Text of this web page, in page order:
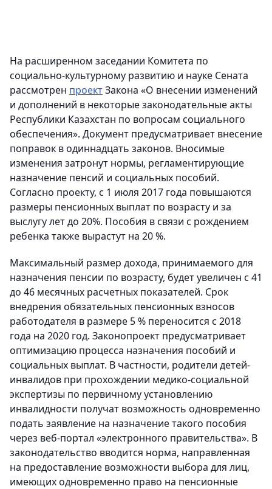
На расширенном заседании Комитета по
социально-культурному развитию и науке Сената
рассмотрен проектЗакона «О внесении изменений
и дополнений в некоторые законодательные акты
Республики Казахстан по вопросам социального
обеспечения». Документ предусматривает внесение
поправок в одиннадцать законов. Вносимые
изменения затронут нормы, регламентирующие
назначение пенсий и социальных пособий.
Согласно проекту, с 1 июля 2017 года повышаются
размеры пенсионных выплат по возрасту и за
выслугу лет до 20%. Пособия в связи с рождением
ребенка также вырастут на 20 %.
Максимальный размер дохода, принимаемого для
назначения пенсии по возрасту, будет увеличен с 41
до 46 месячных расчетных показателей. Срок
внедрения обязательных пенсионных взносов
работодателя в размере 5 % переносится с 2018
года на 2020 год. Законопроект предусматривает
оптимизацию процесса назначения пособий и
социальных выплат. В частности, родители детей-
инвалидов при прохождении медико-социальной
экспертизы по первичному установлению
инвалидности получат возможность одновременно
подать заявление на назначение такого пособия
через веб-портал «электронного правительства». В
законодательство вводится норма, направленная
на предоставление возможности выбора для лиц,
имеющих одновременно право на пенсионные